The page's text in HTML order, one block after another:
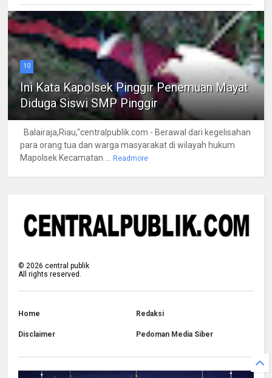
10
Ini Kata Kapolsek Pinggir Penemuan Mayat
Diduga Siswi SMP Pinggir
Balairaja,Riau,"centralpublik.com - Berawal dari kegelisahan
para orang tua dan warga masyarakat di wilayah hukum
Mapolsek Kecamatan ...
Readmore
©2026 central publik
All rights reserved.
Home Redaksi
Disclaimer Pedoman Media Siber